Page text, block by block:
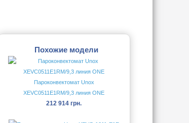
Похожие модели
Пароконвектомат Unox
XEVC0511E1RM/9,3 линия ONE
212 914 грн.